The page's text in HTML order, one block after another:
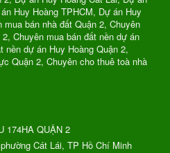
Huy Hoàng TPHCM, Dự án Huy
bán nhà đất Quận 2, Chuyên
Chuyên mua bán đất nền dự án
nền dự án Huy Hoàng Quận 2,
Quận 2, Chuyên cho thuê toà nhà
174HA QUẬN 2
Cát Lái, TP Hồ Chí Minh